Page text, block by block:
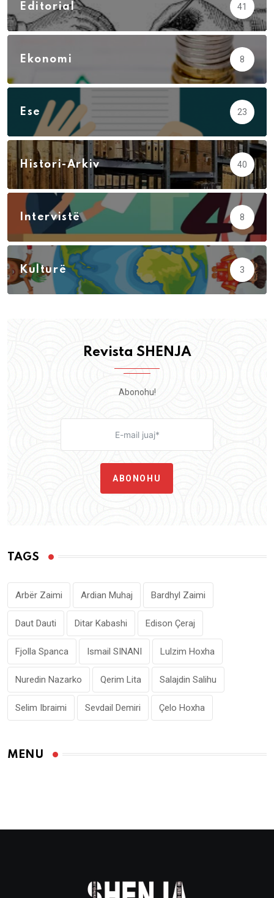
Editorial 41
Ekonomi 8
Ese 23
Histori-Arkiv 40
Intervistë 8
Kulturë 3
Revista SHENJA
Abonohu!
ABONOHU
TAGS
Arbër Zaimi Ardian Muhaj Bardhyl Zaimi
Daut Dauti Ditar Kabashi Edison Çeraj
Fjolla Spanca Ismail SINANI Lulzim Hoxha
Nuredin Nazarko Qerim Lita Salajdin Salihu
Selim Ibraimi Sevdail Demiri Çelo Hoxha
MENU